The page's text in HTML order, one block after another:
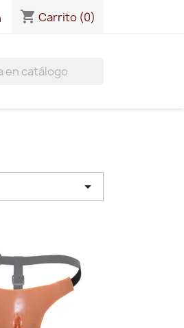
shopping_cart Carrito (0)
